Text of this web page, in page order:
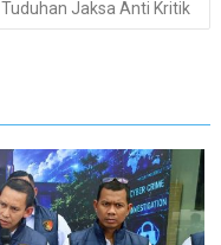
Tuduhan Jaksa Anti Kritik